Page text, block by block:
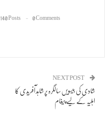
Posts 0 Comments
NEXT POST
شادی کی بیسویں سالگرہ پر شاہد آفریدی کا
اہلیہ کے لیے پیغام